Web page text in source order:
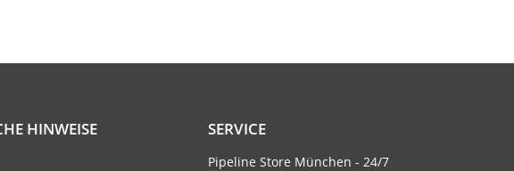
HINWEISE SERVICE
Pipeline Store München - 24/7